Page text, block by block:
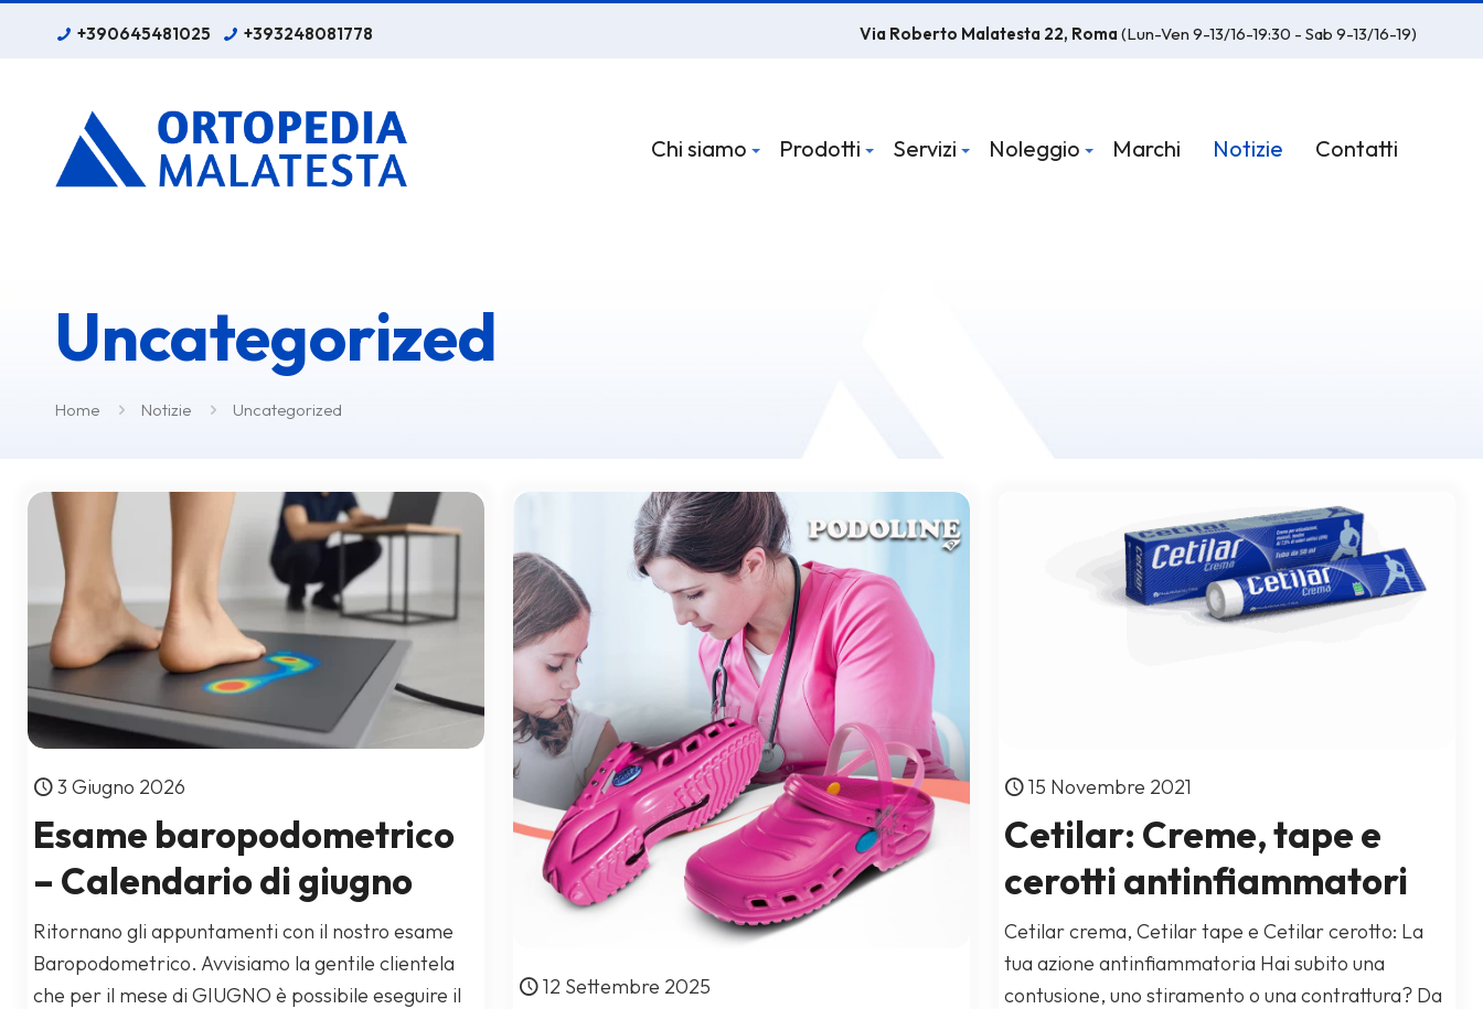
Via Roberto Malatesta 22, Roma (Lun-Ven 9-13/16-19:30 - Sab 9-13/16-19)
+390645481025 +393248081778
Chi siamo Prodotti Servizi Noleggio Marchi Notizie Contatti
Uncategorized
Home Notizie Uncategorized
3 Giugno 2026
Esame baropodometrico
– Calendario di giugno
Ritornano gli appuntamenti con il nostro esame
Baropodometrico. Avvisiamo la gentile clientela
che per il mese di GIUGNO è possibile eseguire il
12 Settembre 2025
15 Novembre 2021
Cetilar: Creme, tape e
cerotti antinfiammatori
Cetilar crema, Cetilar tape e Cetilar cerotto: La
tua azione antinfiammatoria Hai subito una
contusione, uno stiramento o una contrattura? Da